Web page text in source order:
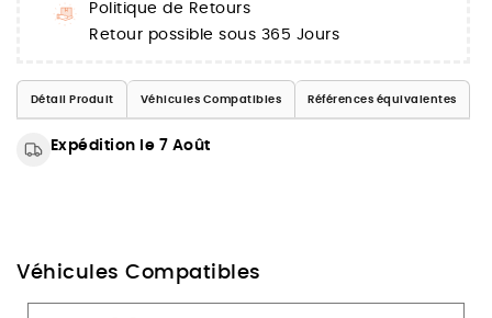
Politique de Retours
Retour possible sous 365 Jours
Détail Produit Véhicules Compatibles Références équivalentes
Expédition le 7 Août
Véhicules Compatibles